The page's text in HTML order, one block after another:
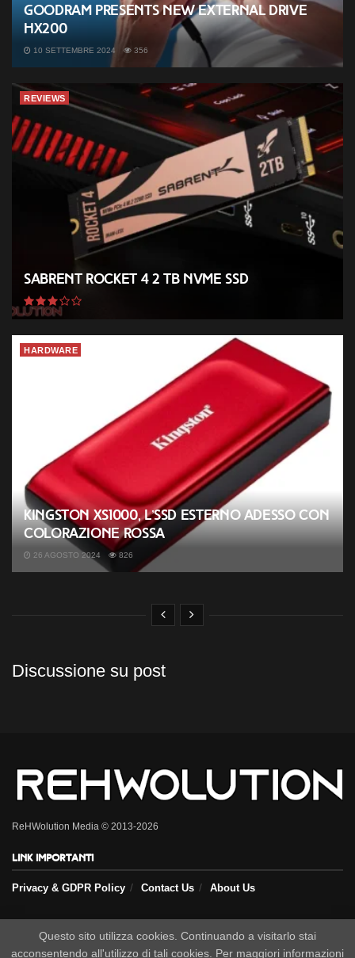
Goodram presents new external drive
HX200
10 SETTEMBRE 2024 356
REVIEWS
Sabrent Rocket 4 2 TB NVMe SSD
HARDWARE
Kingston XS1000, l’SSD esterno adesso con
colorazione rossa
26 AGOSTO 2024 826
Discussione su post
ReHWolution Media © 2013-2026
Link importanti
Privacy & GDPR Policy Contact Us About Us
Seguici sui nostri social
Questo sito utilizza cookies. Continuando a visitarlo stai
acconsentendo all'utilizzo di tali cookies. Per maggiori informazioni